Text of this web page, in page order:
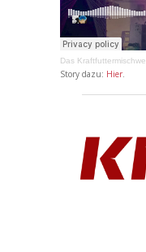
Das
Story dazu: Hier.